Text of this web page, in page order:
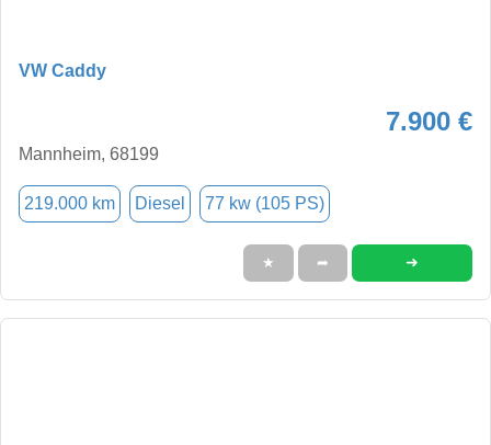
VW Caddy
7.900 €
Mannheim, 68199
219.000 km Diesel 77 kw (105 PS)
★ ➦ ➜